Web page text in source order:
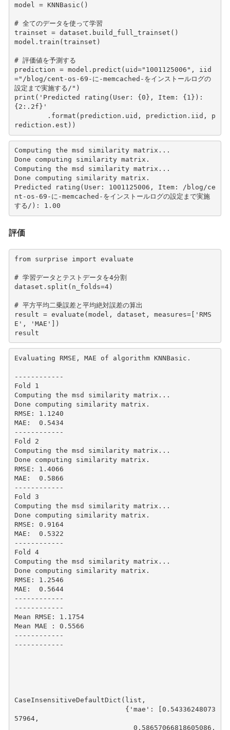
model = KNNBasic ()
# 全てのデータを使って学習
trainset = dataset . build_full_trainset ()
model . train ( trainset )
# 評価値を予測する
prediction = model . predict ( uid="1001125006" ,
iid
="/blog/cent-os-69-に-memcached-をインストールログの
設定まで実施する/" )
print ( 'Predicted rating(User: {0} , Item: {1}
{2:.2f} '
. format ( prediction . uid , prediction . iid ,
p
rediction . est ))
Computing the msd similarity matrix...
Done computing similarity matrix.
Computing the msd similarity matrix...
Done computing similarity matrix.
Predicted rating(User: 1001125006, Item: /blog/ce
nt-os-69-に-memcached-をインストールログの設定まで実施
評価
from surprise import evaluate
# 学習データとテストデータを4分割
dataset . split ( n_folds=4)
# 平方平均二乗誤差と平均絶対誤差の算出
result = evaluate (model , dataset , measures=[ 'RMS
E' , 'MAE' ])
result
Evaluating RMSE, MAE of algorithm KNNBasic.
------------
Fold 1
Computing the msd similarity matrix...
Done computing similarity matrix.
RMSE: 1.1240
MAE:  0.5434
------------
Fold 2
Computing the msd similarity matrix...
Done computing similarity matrix.
RMSE: 1.4066
MAE:  0.5866
------------
Fold 3
Computing the msd similarity matrix...
Done computing similarity matrix.
RMSE: 0.9164
MAE:  0.5322
------------
Fold 4
Computing the msd similarity matrix...
Done computing similarity matrix.
RMSE: 1.2546
MAE:  0.5644
------------
------------
Mean RMSE: 1.1754
Mean MAE : 0.5566
------------
------------
CaseInsensitiveDefaultDict(list,
57964,